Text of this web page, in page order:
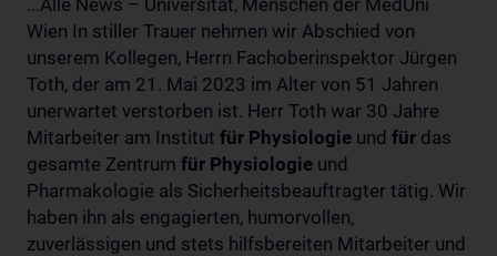
...Alle News – Universität, Menschen der MedUni
Wien In stiller Trauer nehmen wir Abschied von
unserem Kollegen, Herrn Fachoberinspektor Jürgen
Toth, der am 21. Mai 2023 im Alter von 51 Jahren
unerwartet verstorben ist. Herr Toth war 30 Jahre
Mitarbeiter am Institut für Physiologie und für das
gesamte Zentrum für Physiologie und
Pharmakologie als Sicherheitsbeauftragter tätig. Wir
haben ihn als engagierten, humorvollen,
zuverlässigen und stets hilfsbereiten Mitarbeiter und